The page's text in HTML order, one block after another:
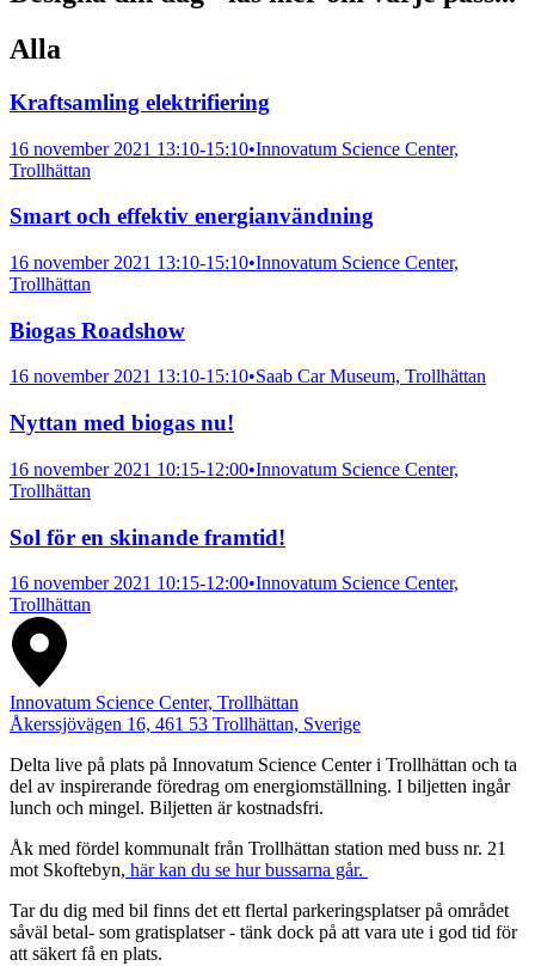
Alla
Kraftsamling elektrifiering
16 november 2021 13:10-15:10•Innovatum Science Center,
Trollhättan
Smart och effektiv energianvändning
16 november 2021 13:10-15:10•Innovatum Science Center,
Trollhättan
Biogas Roadshow
16 november 2021 13:10-15:10•Saab Car Museum, Trollhättan
Nyttan med biogas nu!
16 november 2021 10:15-12:00•Innovatum Science Center,
Trollhättan
Sol för en skinande framtid!
16 november 2021 10:15-12:00•Innovatum Science Center,
Trollhättan
Innovatum Science Center, Trollhättan
Åkerssjövägen 16, 461 53 Trollhättan, Sverige
Delta live på plats på Innovatum Science Center i Trollhättan och ta
del av inspirerande föredrag om energiomställning. I biljetten ingår
lunch och mingel. Biljetten är kostnadsfri.
Åk med fördel kommunalt från Trollhättan station med buss nr. 21
mot Skoftebyn, här kan du se hur bussarna går.
Tar du dig med bil finns det ett flertal parkeringsplatser på området
såväl betal- som gratisplatser - tänk dock på att vara ute i god tid för
att säkert få en plats.